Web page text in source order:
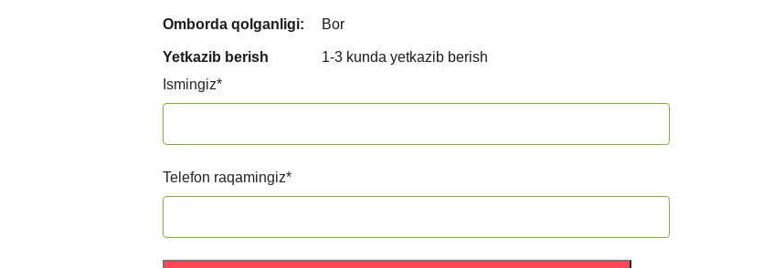
Omborda qolganligi: Bor
Yetkazib berish
1-3 kunda yetkazib berish
Ismingiz*
Telefon raqamingiz*